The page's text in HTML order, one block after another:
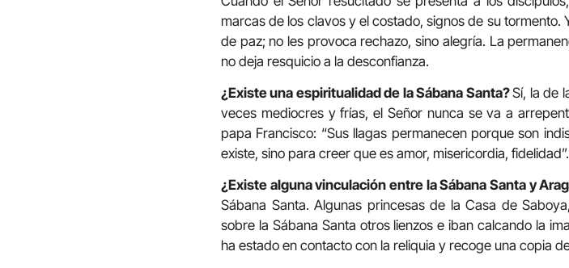
marcas de los clavos y el costado, signos de su tormento.
de paz; no les provoca rechazo, sino alegría. La
no deja resquicio a la desconfianza.
¿Existe una espiritualidad de la Sábana Santa?Sí, la de
veces mediocres y frías, el Señor nunca se va a
papa Francisco: “Sus llagas permanecen porque son
existe, sino para creer que es amor, misericordia, fidelidad”.
¿Existe alguna vinculación entre la Sábana Santa y
Sábana Santa. Algunas princesas de la Casa de
sobre la Sábana Santa otros lienzos e iban calcando la
ha estado en contacto con la reliquia y recoge una copia